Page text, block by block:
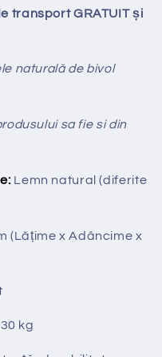
transport GRATUIT și
naturală de bivol
sa fie si din
Lemn natural (diferite
(Lățime x Adâncime x
kg